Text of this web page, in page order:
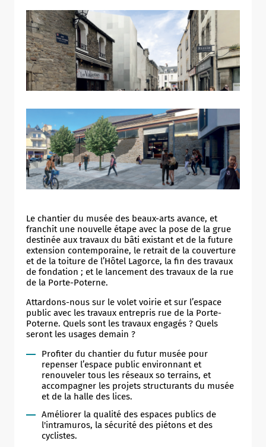
abords du périmètre du chantier.
LES PROCHAINES PHASES DU
CHANTIER
Du 20 juin à la mi-juillet
Durant cette période, les déblais issus des travaux
du musée seront évacués par camion. La circulation
des véhicules de chantier représentera environun
camion par heure en journée
De fin juillet à fin août
Les travaux seront interrompus dans la rue de la
Porte Poterne pendant la période estivale. Cette
pause permettra de limiter les nuisances durant l’été
avant la reprise des interventions techniques à la
TRAVAUX DES CONCESSIONNAIRES
De fin août à fin septembre
Plusieurs gestionnaires de réseaux interviendront
successivement dans le secteur afin de réaliser
différents raccordements et aménagements
techniques :
ENEDIS: réalisation d’une tranchée depuis la
Halle des Lices jusqu’à la ruelle ;
GRDF: travaux de raccordement dans la ruelle ;
Le chantier du musée des beaux-arts avance, et
franchit une nouvelle étape avec la pose de la grue
destinée aux travaux du bâti existant et de la future
extension contemporaine, le retrait de la couverture
et de la toiture de l’Hôtel Lagorce, la fin des travaux
de fondation ; et le lancement des travaux de la rue
de la Porte-Poterne.
Attardons-nous sur le volet voirie et sur l’espace
public avec les travaux entrepris rue de la Porte-
Poterne. Quels sont les travaux engagés ? Quels
seront les usages demain ?
Profiter du chantier du futur musée pour
repenser l’espace public environnant et
renouveler tous les réseaux so terrains, et
accompagner les projets structurants du musée
et de la halle des lices.
Améliorer la qualité des espaces publics de
l'intramuros, la sécurité des piétons et des
cyclistes.